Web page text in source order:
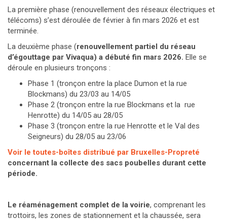
La première phase (renouvellement des réseaux électriques et
télécoms) s’est déroulée de février à fin mars 2026 et est
terminée.
La deuxième phase (renouvellement partiel du réseau
d’égouttage par Vivaqua) a débuté fin mars 2026. Elle se
déroule en plusieurs tronçons :
Phase 1 (tronçon entre la place Dumon et la rue
Blockmans) du 23/03 au 14/05
Phase 2 (tronçon entre la rue Blockmans et la rue
Henrotte) du 14/05 au 28/05
Phase 3 (tronçon entre la rue Henrotte et le Val des
Seigneurs) du 28/05 au 23/06
Voir le toutes-boîtes distribué par Bruxelles-Propreté
concernant la collecte des sacs poubelles durant cette
période.
Le réaménagement complet de la voirie, comprenant les
trottoirs, les zones de stationnement et la chaussée, sera